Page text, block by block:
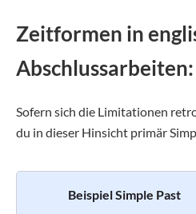
Zeitformen in
Sofern sich die Limitationen
du in dieser Hinsicht primär
Beispiel Simple Past